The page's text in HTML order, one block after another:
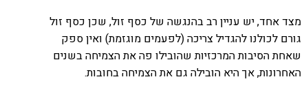
מצד אחד, יש עניין רב בהנגשה של כסף זול, שכן כסף זול
גורם לכולנו להגדיל צריכה (לפעמים מוגזמת) ואין ספק
שאחת הסיבות המרכזיות שהובילו פה את הצמיחה בשנים
האחרונות, אך היא הובילה גם את הצמיחה בחובות.